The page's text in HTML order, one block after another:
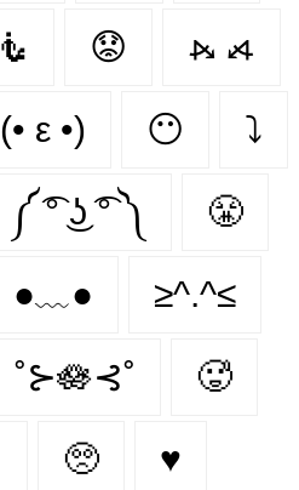
🧜 😟 ⦮ ⦯
(• ε •) 😶 ⤵
༼ ͡° ͜ʖ ͡° ༽ 😤
●﹏● ≥^.^≤
˚⊱🪷⊰˚ 🥵
🥺 ♥